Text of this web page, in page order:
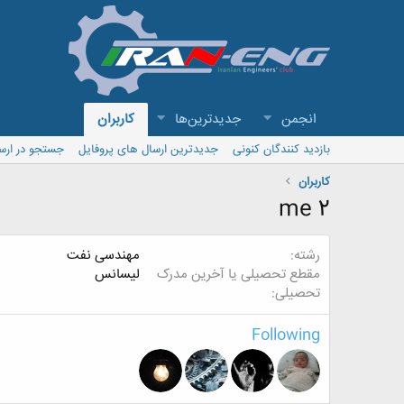
انجمن جدیدترین‌ها کاربران
بازدید کنندگان کنونی جدیدترین ارسال های پروفایل
جستجو در
کاربران
me 2
رشته
مهندسی نفت
مقطع تحصیلی یا آخرین مدرک
تحصیلی
لیسانس
Following